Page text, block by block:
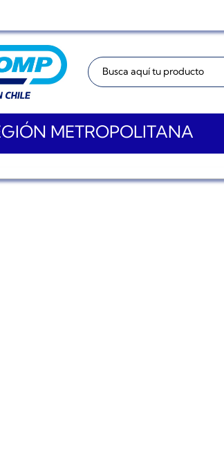
Buscar:
METROPOLITANA